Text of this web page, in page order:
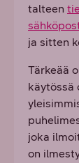
talteen
ja sitten
Tärkeää
käytössä
joka
on